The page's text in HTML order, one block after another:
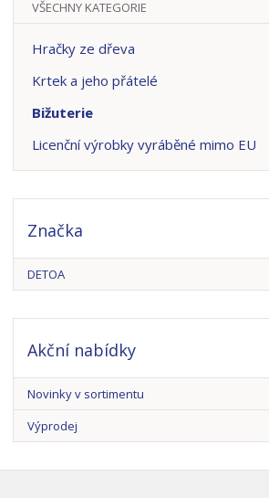
VŠECHNY KATEGORIE
Hračky ze dřeva
Krtek a jeho přátelé
Bižuterie
Licenční výrobky vyráběné mimo EU
Značka
DETOA
Akční nabídky
Novinky v sortimentu
Výprodej